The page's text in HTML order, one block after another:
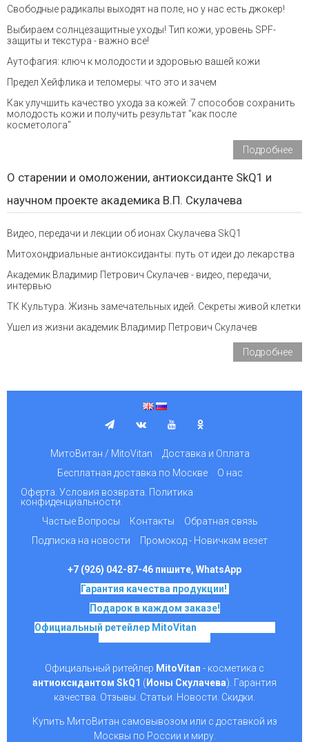
Свободные радикалы выходят на поле, но у нас есть джокер!
Выбираем солнцезащитные уходы! Тип кожи, уровень SPF-
защиты и текстура - важно все!
Аутофагия: ключ к молодости и здоровью вашей кожи
Предел Хейфлика и теломеры: что это и зачем
Как улучшить качество ухода за кожей: 7 способов сохранить
молодость кожи и получить результат "как после
косметолога"
Подробнее
О старении и омоложении, антиоксиданте SkQ1 и
научном проекте академика В.П. Скулачева
Видео, передачи и лекции об ионах Скулачева SkQ1
Митохондриальные антиоксиданты: путь от идеи до лекарства
Академик Владимир Петрович Скулачев - видео, передачи,
интервью
ТК Культура. Жизнь замечательных идей. Секреты живой клетки
Ушел из жизни академик Владимир Петрович Скулачев
Подробнее
МитоВитан / MitoVitan
Доставка и Оплата
Бесплатная доставка по Москве
О нас
Оферта. Условия возврата. Политика
конфиденциальности.
Частые Вопросы
Контакты
Обратная связь
Подписка на новости
Промокод - Новичкам везет
+7 (926) 042-87-46 пишите, WhatsApp
Гарантия качества продукции!
Подарок в каждом заказе!
Официальный ретейлер MitoVitan
Официальный ритейлер MitoVitan - косметика с
антиоксидантом SkQ1 ( Ионы Скулачева). Гарантия
качества. Отзывы. Статьи. Новости. Скидки.
Купить МитоВитан самовывозом или с доставкой из
Москвы по России и миру.